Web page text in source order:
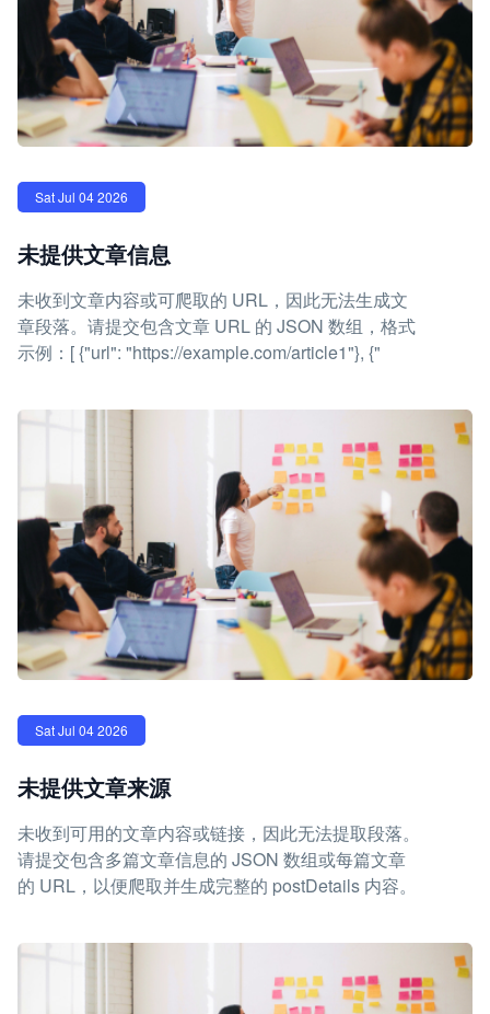
Sat Jul 04 2026
未提供文章信息
未收到文章内容或可爬取的 URL，因此无法生成文
章段落。请提交包含文章 URL 的 JSON 数组，格式
示例：[ {"url": "https://example.com/article1"}, {"
Sat Jul 04 2026
未提供文章来源
未收到可用的文章内容或链接，因此无法提取段落。
请提交包含多篇文章信息的 JSON 数组或每篇文章
的 URL，以便爬取并生成完整的 postDetails 内容。